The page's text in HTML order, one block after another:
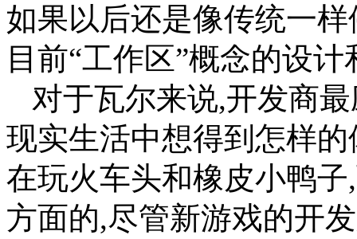
如果以后还是像传统一
目前“工作区”概念的设
对于瓦尔来说,开发商
现实生活中想得到怎样
在玩火车头和橡皮小鸭
方面的,尽管新游戏的开